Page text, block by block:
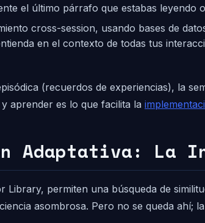
el último párrafo que estabas
cross-session, usando bases de
en el contexto de todas tus
(recuerdos de experiencias), la
aprender es lo que facilita la
Adaptativa: La
permiten una búsqueda de
asombrosa. Pero no se queda ahí;